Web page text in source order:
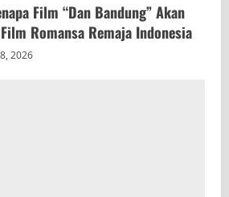
Film “Dan Bandung” Akan
Romansa Remaja Indonesia
2026